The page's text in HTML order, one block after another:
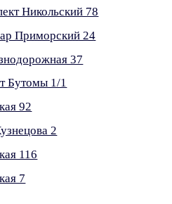
Никольский 78
Приморский 24
37
Бутомы 1/1
92
2
116
7